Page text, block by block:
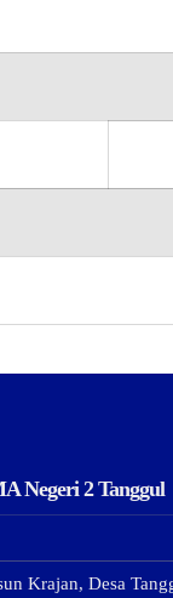
Negeri 2 Tanggul
Krajan, Desa